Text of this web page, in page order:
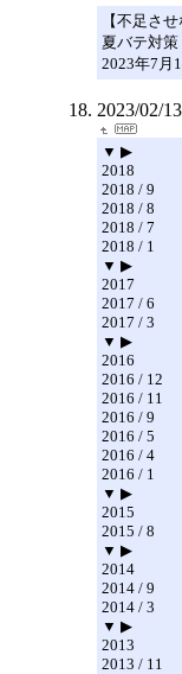
【不足さ
夏バテ対策
2023年7月
2023/02/
▼ ▶
2018
2018 / 9
2018 / 8
2018 / 7
2018 / 1
▼ ▶
2017
2017 / 6
2017 / 3
▼ ▶
2016
2016 / 12
2016 / 11
2016 / 9
2016 / 5
2016 / 4
2016 / 1
▼ ▶
2015
2015 / 8
▼ ▶
2014
2014 / 9
2014 / 3
▼ ▶
2013
2013 / 11